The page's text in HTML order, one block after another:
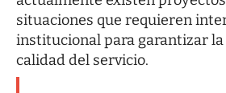
situaciones que requieren
institucional para garantizar
calidad del servicio.